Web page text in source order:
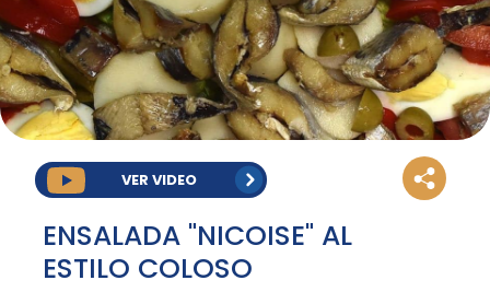
VER VIDEO
ENSALADA "NICOISE" AL
ESTILO COLOSO